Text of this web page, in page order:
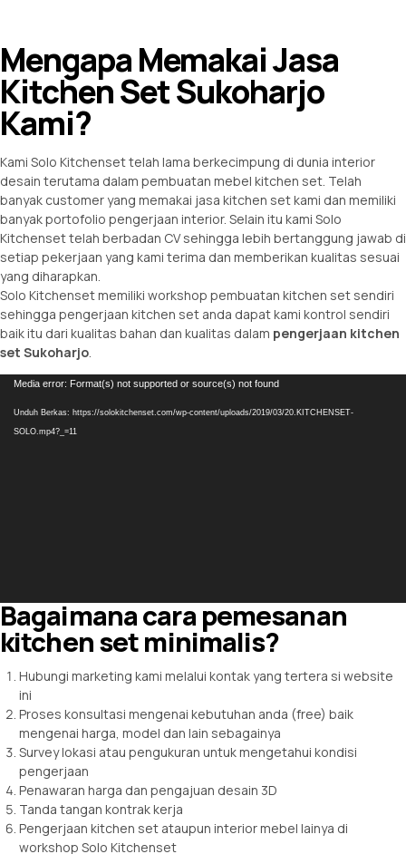
Mengapa Memakai Jasa
Kitchen Set Sukoharjo
Kami?
Kami Solo Kitchenset telah lama berkecimpung di dunia interior
desain terutama dalam pembuatan mebel kitchen set. Telah
banyak customer yang memakai jasa kitchen set kami dan memiliki
banyak portofolio pengerjaan interior. Selain itu kami Solo
Kitchenset telah berbadan CV sehingga lebih bertanggung jawab di
setiap pekerjaan yang kami terima dan memberikan kualitas sesuai
yang diharapkan.
Solo Kitchenset memiliki workshop pembuatan kitchen set sendiri
sehingga pengerjaan kitchen set anda dapat kami kontrol sendiri
baik itu dari kualitas bahan dan kualitas dalam pengerjaan kitchen
set Sukoharjo.
Pemutar
Media error: Format(s) not supported or source(s) not found
Unduh Berkas: https://solokitchenset.com/wp-content/uploads/2019/03/20.KITCHENSET-
SOLO.mp4?_=11
Bagaimana cara pemesanan
kitchen set minimalis?
Hubungi marketing kami melalui kontak yang tertera si website
ini
Proses konsultasi mengenai kebutuhan anda (free) baik
mengenai harga, model dan lain sebagainya
Survey lokasi atau pengukuran untuk mengetahui kondisi
pengerjaan
Penawaran harga dan pengajuan desain 3D
Tanda tangan kontrak kerja
Pengerjaan kitchen set ataupun interior mebel lainya di
workshop Solo Kitchenset